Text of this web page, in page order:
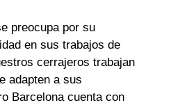
preocupa por su
en sus trabajos de
cerrajeros trabajan
adapten a sus
Barcelona cuenta con